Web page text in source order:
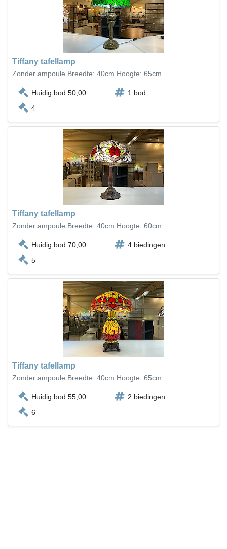
Tiffany tafellamp
Zonder ampoule Breedte: 40cm Hoogte: 65cm
Huidig bod 50,00
1 bod
4
Tiffany tafellamp
Zonder ampoule Breedte: 40cm Hoogte: 60cm
Huidig bod 70,00
4 biedingen
5
Tiffany tafellamp
Zonder ampoule Breedte: 40cm Hoogte: 65cm
Huidig bod 55,00
2 biedingen
6